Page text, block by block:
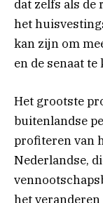
dat zelfs als
het
kan zijn om
en de senaat
Het grootste
buitenlandse
profiteren van
Nederlandse,
het